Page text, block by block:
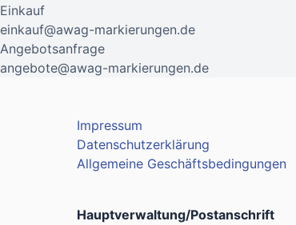
Einkauf
einkauf@awag-markierungen.de
Angebotsanfrage
angebote@awag-markierungen.de
Impressum
Datenschutzerklärung
Allgemeine Geschäftsbedingungen
Hauptverwaltung/Postanschrift